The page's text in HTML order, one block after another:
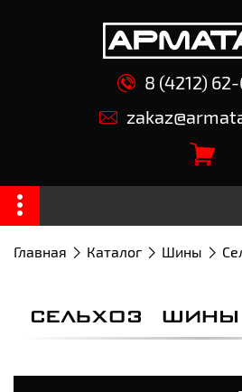
8 (4212)
Главная Каталог Шины
СЕЛЬХОЗ